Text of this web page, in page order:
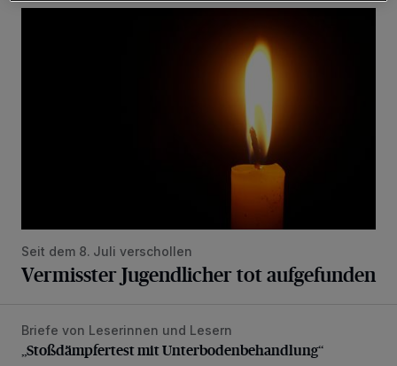
Seit dem 8. Juli verschollen
Vermisster Jugendlicher tot aufgefunden
„Stoßdämpfertest mit Unterbodenbehandlung“
Briefe von Leserinnen und Lesern
„Stoßdämpfertest mit Unterbodenbehandlung“